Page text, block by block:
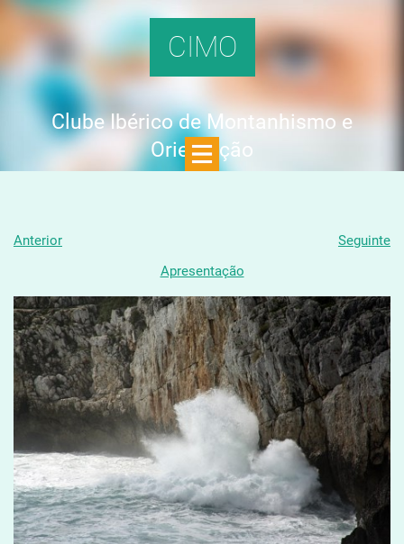
CIMO
Clube Ibérico de Montanhismo e
Orientação
Anterior
Seguinte
Apresentação